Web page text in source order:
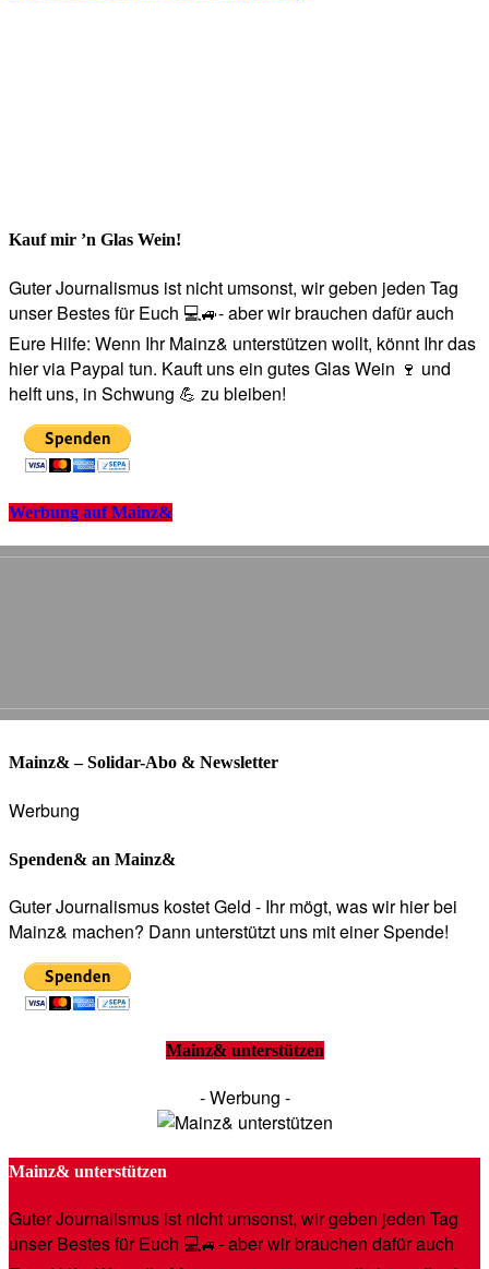
Kauf mir ’n Glas Wein!
Guter Journalismus ist nicht umsonst, wir geben jeden Tag
unser Bestes für Euch 💻🚙- aber wir brauchen dafür auch
Eure Hilfe: Wenn Ihr Mainz& unterstützen wollt, könnt Ihr das
hier via Paypal tun. Kauft uns ein gutes Glas Wein 🍷 und
helft uns, in Schwung 💪 zu bleiben!
Werbung auf Mainz&
Mainz& – Solidar-Abo & Newsletter
Werbung
Spenden& an Mainz&
Guter Journalismus kostet Geld - Ihr mögt, was wir hier bei
Mainz& machen? Dann unterstützt uns mit einer Spende!
Mainz& unterstützen
- Werbung -
Mainz& unterstützen
Guter Journalismus ist nicht umsonst, wir geben jeden Tag
unser Bestes für Euch 💻🚙- aber wir brauchen dafür auch